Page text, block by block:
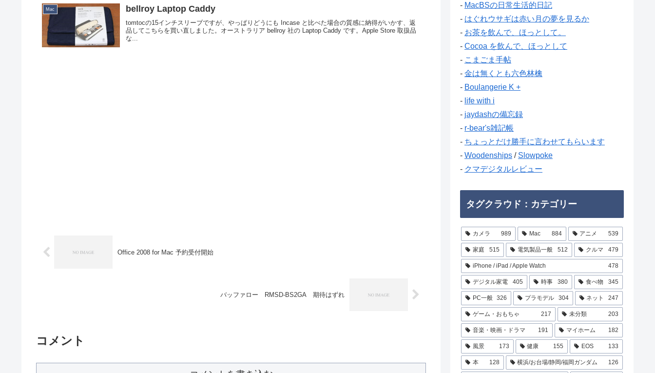
Mac bellroy Laptop Caddy
tomtocの15インチスリーブですが、やっぱりどうにも Incase と比べた場合の質感に納得がいかす、返
品してこちらを買い直しました。オーストラリア bellroy 社の Laptop Caddy です。Apple Store 取扱品
な...
Office 2008 for Mac 予約受付開始
バッファロー RMSD-BS2GA 期待はずれ
コメント
- MacBSの日常生活的日記
- はぐれウサギは赤い月の夢を見るか
- お茶を飲んで、ほっとして。
- Cocoa を飲んで、ほっとして
- こまごま手帖
- 金は無くとも六色林檎
- Boulangerie K +
- life with i
- jaydashの備忘録
- r-bear's雑記帳
- ちょっとだけ勝手に言わせてもらいます
- Woodenships / Slowpoke
- クマデジタルレビュー
タグクラウド：カテゴリー
カメラ 989 Mac 884 アニメ 539
家庭 515 電気製品一般 512 クルマ 479
iPhone / iPad / Apple Watch 478
デジタル家電 405 時事 380 食べ物 345
PC一般 326 プラモデル 304 ネット 247
ゲーム・おもちゃ 217 未分類 203
音楽・映画・ドラマ 191 マイホーム 182
風景 173 健康 155 EOS 133
本 128 横浜/お台場/静岡/福岡ガンダム 126